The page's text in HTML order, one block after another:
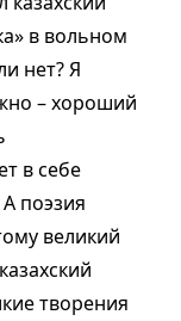
в вольном
нет? Я
– хороший
в себе
поэзия
великий
творения